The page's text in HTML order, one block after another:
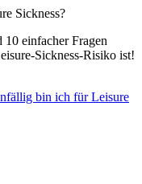
Sickness?
einfacher Fragen
Sickness-Risiko ist!
bin ich für Leisure